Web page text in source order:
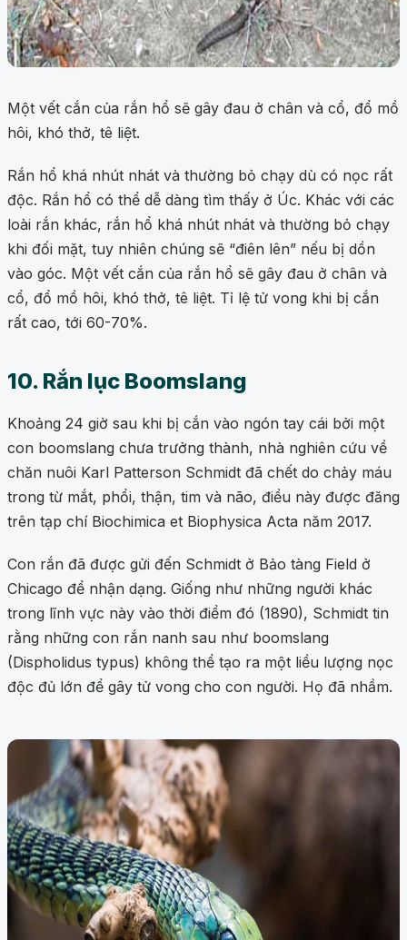
Một vết cắn của rắn hổ sẽ gây đau ở chân và cổ, đổ mồ
hôi, khó thở, tê liệt.
Rắn hổ khá nhút nhát và thường bỏ chạy dù có nọc rất
độc. Rắn hổ có thể dễ dàng tìm thấy ở Úc. Khác với các
loài rắn khác, rắn hổ khá nhút nhát và thường bỏ chạy
khi đối mặt, tuy nhiên chúng sẽ “điên lên” nếu bị dồn
vào góc. Một vết cắn của rắn hổ sẽ gây đau ở chân và
cổ, đổ mồ hôi, khó thở, tê liệt. Tỉ lệ tử vong khi bị cắn
rất cao, tới 60-70%.
10. Rắn lục Boomslang
Khoảng 24 giờ sau khi bị cắn vào ngón tay cái bởi một
con boomslang chưa trưởng thành, nhà nghiên cứu về
chăn nuôi Karl Patterson Schmidt đã chết do chảy máu
trong từ mắt, phổi, thận, tim và não, điều này được đăng
trên tạp chí Biochimica et Biophysica Acta năm 2017.
Con rắn đã được gửi đến Schmidt ở Bảo tàng Field ở
Chicago để nhận dạng. Giống như những người khác
trong lĩnh vực này vào thời điểm đó (1890), Schmidt tin
rằng những con rắn nanh sau như boomslang
(Dispholidus typus) không thể tạo ra một liều lượng nọc
độc đủ lớn để gây tử vong cho con người. Họ đã nhầm.